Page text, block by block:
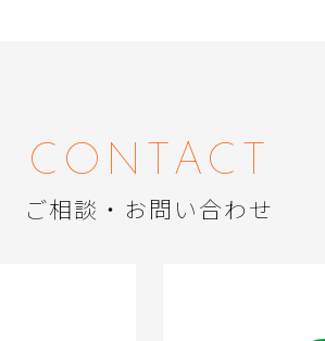
CONTACT
ご相談・お問い合わせ